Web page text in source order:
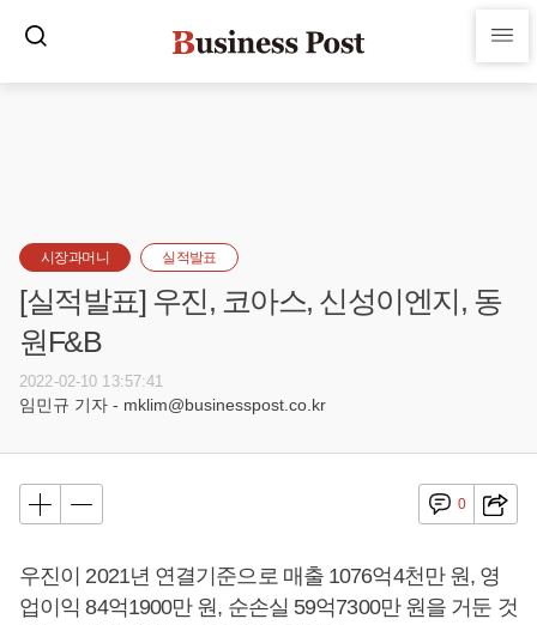
시장과머니 실적발표
[실적발표] 우진, 코아스, 신성이엔지, 동
원F&B
2022-02-10 13:57:41
임민규 기자 - mklim@businesspost.co.kr
0
우진이 2021년 연결기준으로 매출 1076억4천만 원, 영
업이익 84억1900만 원, 순손실 59억7300만 원을 거둔 것